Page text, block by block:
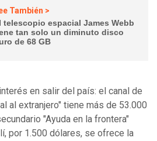
También >
telescopio espacial James Webb
tan solo un diminuto disco
de 68 GB
en salir del país: el canal de
al extranjero" tiene más de 53.000
"Ayuda en la frontera"
por 1.500 dólares, se ofrece la